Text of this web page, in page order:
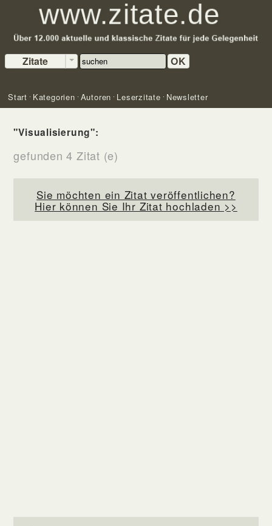
Zitate OK
Start Kategorien Autoren Leserzitate Newsletter
"Visualisierung":
gefunden 4 Zitat (e)
Sie möchten ein Zitat veröffentlichen?
Hier können Sie Ihr Zitat hochladen >>